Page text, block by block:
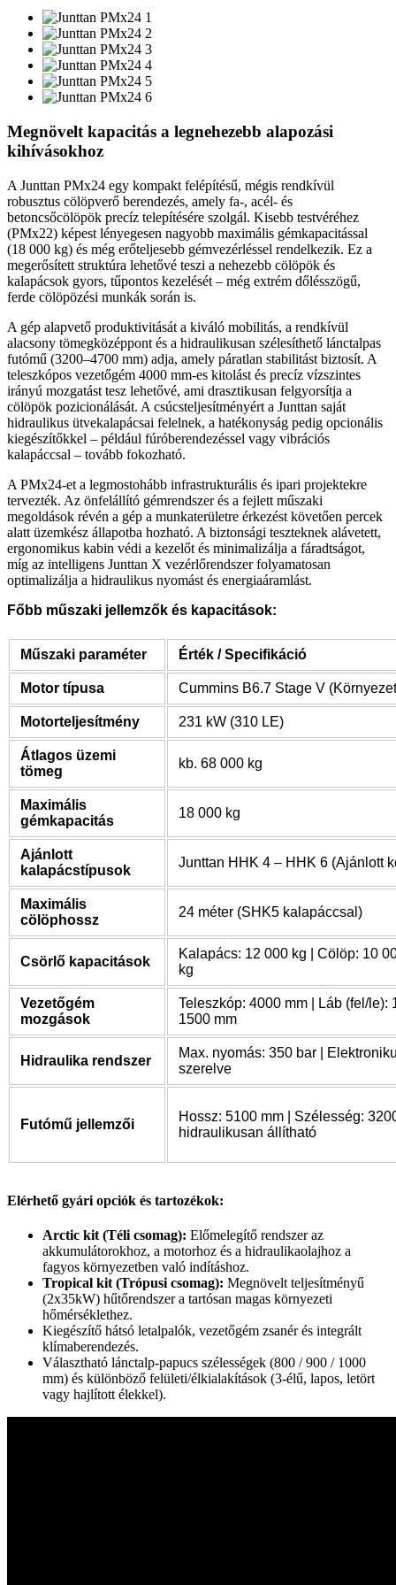
Megnövelt kapacitás a legnehezebb alapozási
kihívásokhoz
A Junttan PMx24 egy kompakt felépítésű, mégis rendkívül
robusztus cölöpverő berendezés, amely fa-, acél- és
betoncsőcölöpök precíz telepítésére szolgál. Kisebb testvéréhez
(PMx22) képest lényegesen nagyobb maximális gémkapacitással
(18 000 kg) és még erőteljesebb gémvezérléssel rendelkezik. Ez a
megerősített struktúra lehetővé teszi a nehezebb cölöpök és
kalapácsok gyors, tűpontos kezelését – még extrém dőlésszögű,
ferde cölöpözési munkák során is.
A gép alapvető produktivitását a kiváló mobilitás, a rendkívül
alacsony tömegközéppont és a hidraulikusan szélesíthető lánctalpas
futómű (3200–4700 mm) adja, amely páratlan stabilitást biztosít. A
teleszkópos vezetőgém 4000 mm-es kitolást és precíz vízszintes
irányú mozgatást tesz lehetővé, ami drasztikusan felgyorsítja a
cölöpök pozicionálását. A csúcsteljesítményért a Junttan saját
hidraulikus ütvekalapácsai felelnek, a hatékonyság pedig opcionális
kiegészítőkkel – például fúróberendezéssel vagy vibrációs
kalapáccsal – tovább fokozható.
A PMx24-et a legmostohább infrastrukturális és ipari projektekre
tervezték. Az önfelállító gémrendszer és a fejlett műszaki
megoldások révén a gép a munkaterületre érkezést követően percek
alatt üzemkész állapotba hozható. A biztonsági teszteknek alávetett,
ergonomikus kabin védi a kezelőt és minimalizálja a fáradtságot,
míg az intelligens Junttan X vezérlőrendszer folyamatosan
optimalizálja a hidraulikus nyomást és energiaáramlást.
Főbb műszaki jellemzők és kapacitások:
Műszaki paraméter Érték / Specifikáció
Motor típusa Cummins B6.7 Stage V
Motorteljesítmény 231 kW (310 LE)
Átlagos üzemi
tömeg
kb. 68 000 kg
Maximális
gémkapacitás
18 000 kg
Ajánlott
kalapácstípusok
Junttan HHK 4 – HHK 6 (Ajánlott
Maximális
cölöphossz
24 méter (SHK5 kalapáccsal)
Csörlő kapacitások
Kalapács: 12 000 kg | Cölöp: 10
kg
Vezetőgém
mozgások
Teleszkóp: 4000 mm | Láb (fel/le):
1500 mm
Hidraulika rendszer
Max. nyomás: 350 bar |
szerelve
Futómű jellemzői
Hossz: 5100 mm | Szélesség:
hidraulikusan állítható
Elérhető gyári opciók és tartozékok:
Arctic kit (Téli csomag): Előmelegítő rendszer az
akkumulátorokhoz, a motorhoz és a hidraulikaolajhoz a
fagyos környezetben való indításhoz.
Tropical kit (Trópusi csomag): Megnövelt teljesítményű
(2x35kW) hűtőrendszer a tartósan magas környezeti
hőmérséklethez.
Kiegészítő hátsó letalpalók, vezetőgém zsanér és integrált
klímaberendezés.
Választható lánctalp-papucs szélességek (800 / 900 / 1000
mm) és különböző felületi/élkialakítások (3-élű, lapos, letört
vagy hajlított élekkel).